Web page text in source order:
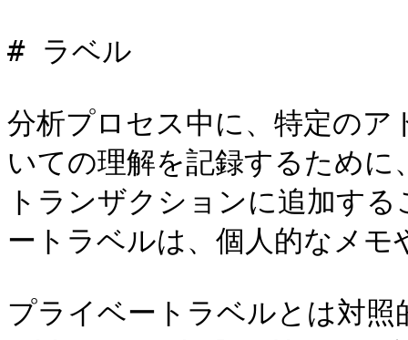
# ラベル
分析プロセス中に、特定の
いての理解を記録するため
トランザクションに追加す
ートラベルは、個人的なメ
プライベートラベルとは対